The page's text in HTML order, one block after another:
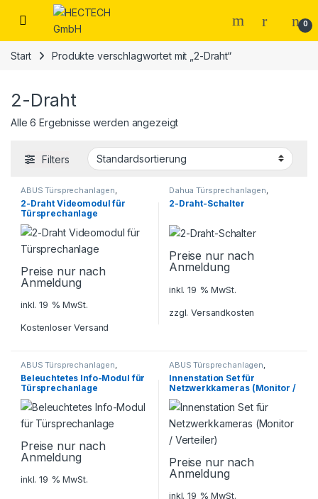
Open 0
Start Produkte verschlagwortet mit „2-Draht“
2-Draht
Alle 6 Ergebnisse werden angezeigt
Filters
ABUS Türsprechanlagen,
Sicherheitstechnik
Türsprechanlagen
2-Draht Videomodul für
Türsprechanlage
Preise nur nach
Anmeldung
inkl. 19 % MwSt.
Kostenloser Versand
Dahua Türsprechanlagen,
Sicherheitstechnik
Türsprechanlagen
2-Draht-Schalter
Preise nur nach
Anmeldung
inkl. 19 % MwSt.
zzgl.Versandkosten
ABUS Türsprechanlagen,
Sicherheitstechnik
Türsprechanlagen
Beleuchtetes Info-Modul für
Türsprechanlage
Preise nur nach
Anmeldung
inkl. 19 % MwSt.
ABUS Türsprechanlagen,
Sicherheitstechnik ,
Türsprechanlagen
Innenstation Set für
Netzwerkkameras (Monitor /
Verteiler)
Preise nur nach
Anmeldung
inkl. 19 % MwSt.